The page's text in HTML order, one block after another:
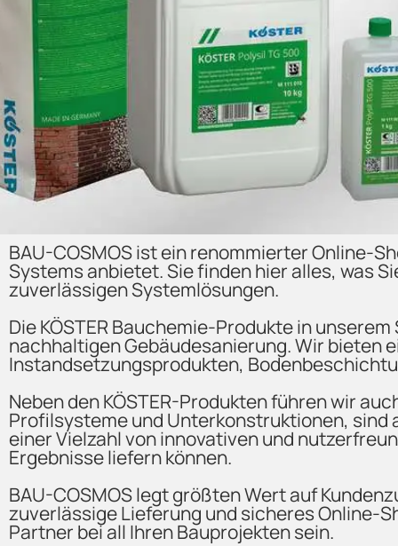
BAU-COSMOS ist ein renommierter Online-
Systems anbietet. Sie finden hier alles, was
zuverlässigen Systemlösungen.
Die KÖSTER Bauchemie-Produkte in
nachhaltigen Gebäudesanierung. Wir bieten
Instandsetzungsprodukten,
Neben den KÖSTER-Produkten führen wir
Profilsysteme und Unterkonstruktionen, sind
einer Vielzahl von innovativen und
Ergebnisse liefern können.
BAU-COSMOS legt größten Wert auf
zuverlässige Lieferung und sicheres Online-
Partner bei all Ihren Bauprojekten sein.